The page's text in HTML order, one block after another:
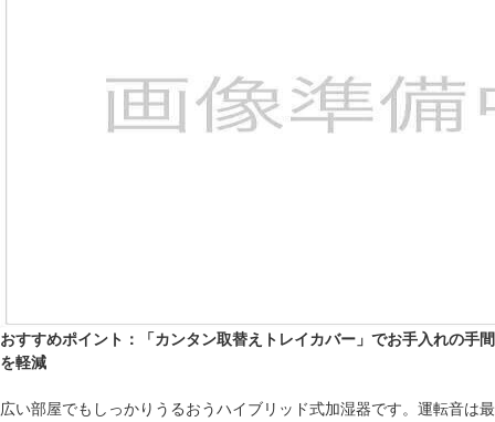
おすすめポイント：「カンタン取替えトレイカバー」でお手入れの手間
を軽減
広い部屋でもしっかりうるおうハイブリッド式加湿器です。運転音は最